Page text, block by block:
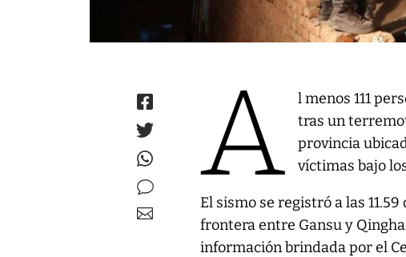
A
l menos 111
tras un
provincia
víctimas bajo
El sismo se registró a las
frontera entre Gansu y
información brindada por el